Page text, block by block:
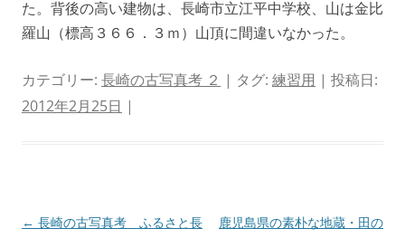
た。背後の高い建物は、長崎市立江平中学校、山は金比
羅山（標高３６６．３ｍ）山頂に間違いなかった。
カテゴリー: 長崎の古写真考 ２ | タグ: 練習用 | 投稿日:
2012年2月25日 |
投
← 長崎の古写真考 ふるさと長
鹿児島県の素朴な地蔵・田の